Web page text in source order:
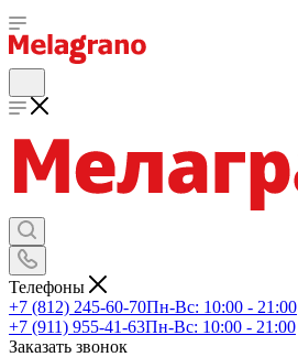
Телефоны
+7 (812) 245-60-70Пн-Вс: 10:00 - 21:00
+7 (911) 955-41-63Пн-Вс: 10:00 - 21:00
Заказать звонок